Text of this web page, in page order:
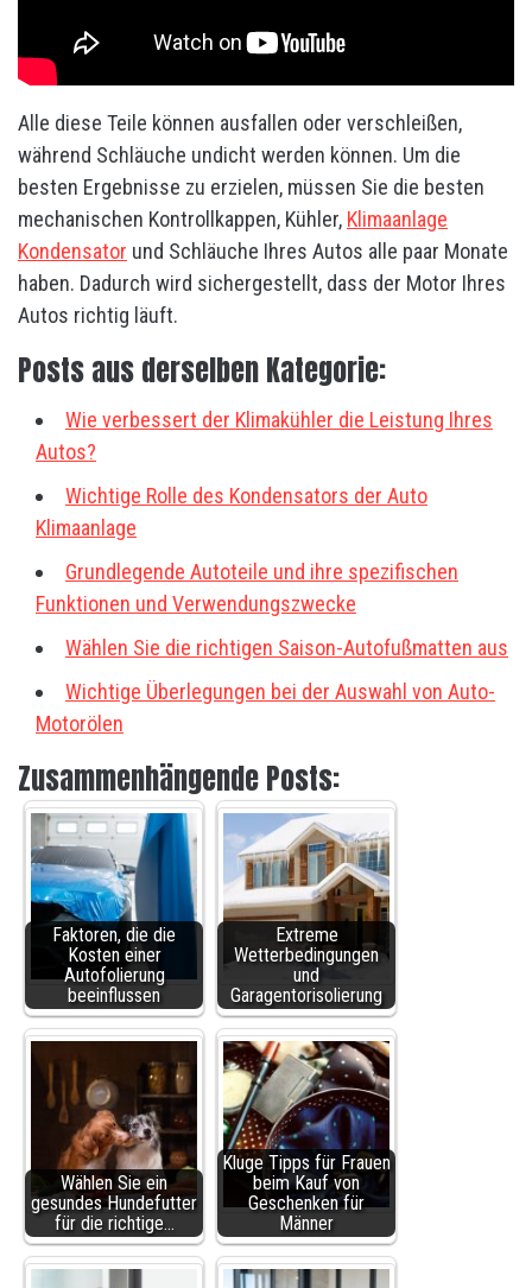
Alle diese Teile können ausfallen oder verschleißen,
während Schläuche undicht werden können. Um die
besten Ergebnisse zu erzielen, müssen Sie die besten
mechanischen Kontrollkappen, Kühler, Klimaanlage
Kondensator und Schläuche Ihres Autos alle paar Monate
haben. Dadurch wird sichergestellt, dass der Motor Ihres
Autos richtig läuft.
Posts aus derselben Kategorie:
Wie verbessert der Klimakühler die Leistung Ihres
Autos?
Wichtige Rolle des Kondensators der Auto
Klimaanlage
Grundlegende Autoteile und ihre spezifischen
Funktionen und Verwendungszwecke
Wählen Sie die richtigen Saison-Autofußmatten aus
Wichtige Überlegungen bei der Auswahl von Auto-
Motorölen
Zusammenhängende Posts:
Faktoren, die die
Kosten einer
Autofolierung
beeinflussen
Extreme
Wetterbedingungen
und
Garagentorisolierung
Wählen Sie ein
gesundes Hundefutter
für die richtige…
Kluge Tipps für Frauen
beim Kauf von
Geschenken für
Männer